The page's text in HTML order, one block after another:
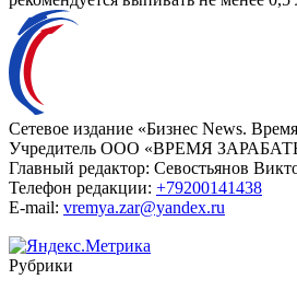
Сетевое издание «Бизнес News.
Учредитель ООО «ВРЕМЯ
Главный редактор: Севостьянов
Телефон редакции: +79200141438
E-mail: vremya.zar@yandex.ru
Рубрики